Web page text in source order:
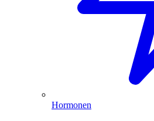
Hormonen